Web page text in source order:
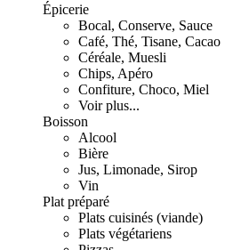
Épicerie
Bocal, Conserve, Sauce
Café, Thé, Tisane, Cacao
Céréale, Muesli
Chips, Apéro
Confiture, Choco, Miel
Voir plus...
Boisson
Alcool
Bière
Jus, Limonade, Sirop
Vin
Plat préparé
Plats cuisinés (viande)
Plats végétariens